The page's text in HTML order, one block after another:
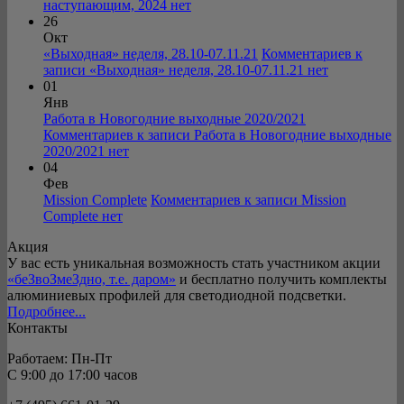
наступающим, 2024 нет
26
Окт
«Выходная» неделя, 28.10-07.11.21 Комментариев к
записи «Выходная» неделя, 28.10-07.11.21 нет
01
Янв
Работа в Новогодние выходные 2020/2021
Комментариев к записи Работа в Новогодние выходные
2020/2021 нет
04
Фев
Mission Complete Комментариев к записи Mission
Complete нет
Акция
У вас есть уникальная возможность стать участником акции
«беЗвоЗмеЗдно, т.е. даром» и бесплатно получить комплекты
алюминиевых профилей для светодиодной подсветки.
Подробнее...
Контакты
Работаем: Пн-Пт
C 9:00 до 17:00 часов